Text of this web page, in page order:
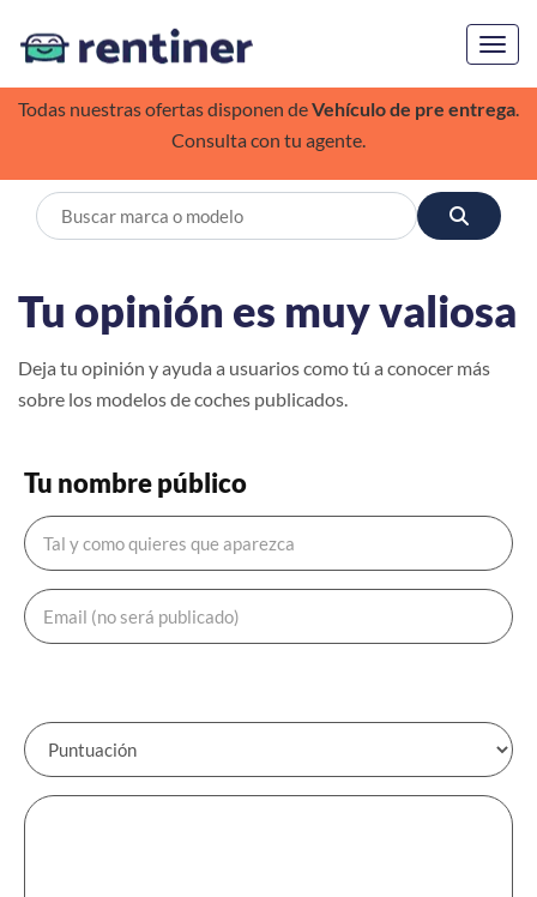
Todas nuestras ofertas disponen deVehículo de pre entrega.
Consulta con tu agente.
Tu opinión es muy valiosa
Deja tu opinión y ayuda a usuarios como tú a conocer más
sobre los modelos de coches publicados.
Tu nombre público